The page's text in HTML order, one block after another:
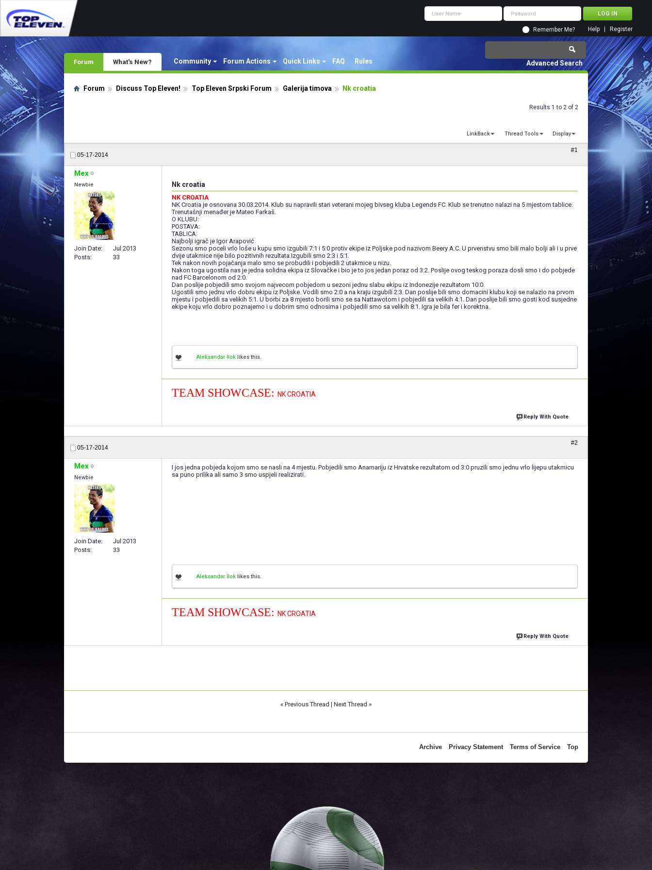
Remember Me? Register
Help
Forum Community Forum Actions Quick Links FAQ Rules
What's New? Advanced Search
Forum Discuss Top Eleven! Top Eleven Srpski Forum Galerija timova Nk croatia
Results 1 to 2 of 2
LinkBack Thread Tools Display
05-17-2014
#1
Mex
Newbie
Join Date
Jul 2013
Posts
33
Nk croatia
NK CROATIA
NK Croatia je osnovana 30.03.2014. Klub su napravili stari veterani mojeg bivseg kluba Legends FC. Klub se trenutno nalazi na 5 mjestom tablice.
Trenutašnji menađer je Mateo Farkaš.
O KLUBU:
POSTAVA:
TABLICA:
Najbolji igrač je Igor Arapović
Sezonu smo poceli vrlo loše u kupu smo izgubili 7:1 i 5:0 protiv ekipe iz Poljske pod nazivom Beery A.C. U prvenstvu smo bili malo bolji ali i u prve
dvije utakmice nije bilo pozitivnih rezultata.Izgubili smo 2:3 i 5:1.
Tek nakon novih pojačanja malo smo se probudili i pobjedili 2 utakmice u nizu.
Nakon toga ugostila nas je jedna solidna ekipa iz Slovačke i bio je to jos jedan poraz od 3:2. Poslije ovog teskog poraza dosli smo i do pobjede
nad FC Barcelonom od 2:0.
Dan poslije pobjedili smo svojom najvecom pobjedom u sezoni jednu slabu ekipu iz Indonezije rezultatom 10:0.
Ugostili smo jednu vrlo dobru ekipu iz Poljske. Vodili smo 2:0 a na kraju izgubili 2:3. Dan poslije bili smo domacini klubu koji se nalazio na prvom
mjestu i pobjedili sa velikih 5:1. U borbi za 8 mjesto borili smo se sa Nattawotom i pobjedili sa velikih 4:1. Dan poslije bili smo gosti kod susjedne
ekipe koju vrlo dobro poznajemo i u dobrim smo odnosima i pobjedili smo sa velikih 8:1. Igra je bila fer i korektna.
Aleksandar Ilok likes this.
TEAM SHOWCASE: NK CROATIA
Reply With Quote
05-17-2014
#2
Mex
Newbie
Join Date
Jul 2013
Posts
33
I jos jedna pobjeda kojom smo se nasli na 4 mjestu. Pobjedili smo Anamariju iz Hrvatske rezultatom od 3:0 pruzili smo jednu vrlo lijepu utakmicu
sa puno prilika ali samo 3 smo uspjeli realizirati.
Aleksandar Ilok likes this.
TEAM SHOWCASE: NK CROATIA
Reply With Quote
« Previous Thread | Next Thread »
Archive Privacy Statement Terms of Service Top